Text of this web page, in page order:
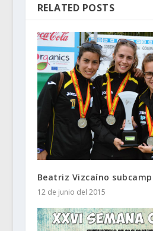
RELATED POSTS
Beatriz Vizcaíno
12 de junio del 2015